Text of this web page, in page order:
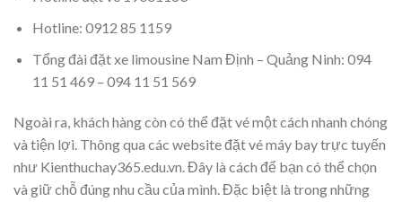
Hotline: 0912 85 1159
Tổng đài đặt xe limousine Nam Định – Quảng Ninh: 094
11 51 469 – 094 11 51 569
Ngoài ra, khách hàng còn có thể đặt vé một cách nhanh chóng
và tiện lợi. Thông qua các website đặt vé máy bay trực tuyến
như Kienthuchay365.edu.vn. Đây là cách để bạn có thể chọn
và giữ chỗ đúng nhu cầu của mình. Đặc biệt là trong những